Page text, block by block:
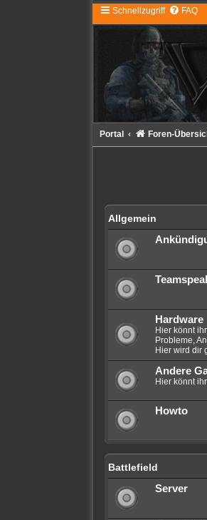
Schnellzugriff FAQ
Portal Foren-
Allgemein
Hardware
Hier könnt
Probleme,
Hier wird dir
Andere
Hier könnt
Howto
Battlefield
Server